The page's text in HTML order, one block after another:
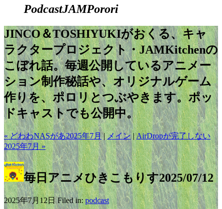
PodcastJAMPorori
JINCO＆TOSHIYUKIがおくる、キャ
ラクタープロジェクト・JAMKitchenの
こぼれ話。毎週公開しているアニメー
ション制作秘話や、オリジナルゲーム
作りを、ポロリとつぶやきます。ポッ
ドキャストでも公開中。
« どわわNASがあ2025年7月|メイン|AirDropが完了しない
2025年7月 »
毎日アニメひきこもりす2025/07/12
2025年7月12日 Filed in:podcast